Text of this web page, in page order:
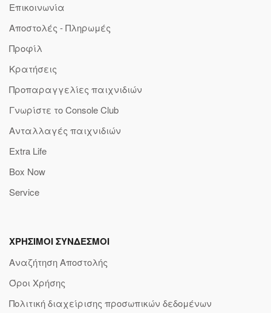
Επικοινωνία
Αποστολές - Πληρωμές
Προφίλ
Κρατήσεις
Προπαραγγελίες παιχνιδιών
Γνωρίστε το Console Club
Ανταλλαγές παιχνιδιών
Extra Life
Box Now
Service
ΧΡΗΣΙΜΟΙ ΣΥΝΔΕΣΜΟΙ
Αναζήτηση Αποστολής
Όροι Χρήσης
Πολιτική διαχείρισης προσωπικών δεδομένων